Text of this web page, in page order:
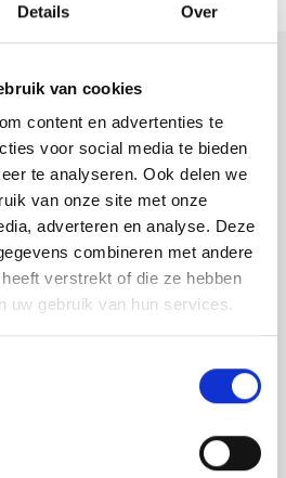
Details Over
van cookies
content en advertenties te
voor social media te bieden
te analyseren. Ook delen we
van onze site met onze
adverteren en analyse. Deze
combineren met andere
verstrekt of die ze hebben
uw gebruik van hun services.